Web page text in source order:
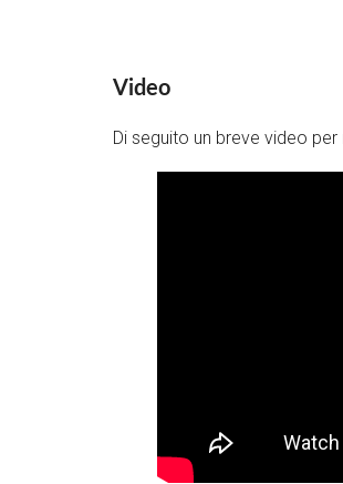
Video
Di seguito un breve video